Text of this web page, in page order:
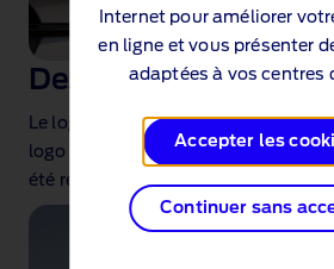
Internet pour améliorer
en ligne et vous présenter
adaptées à vos centres
Accepter les
Continuer sans
Des finitions
Le logo distinctif bleu, le logo de
logo GT avec insert encastré «
été revisités.